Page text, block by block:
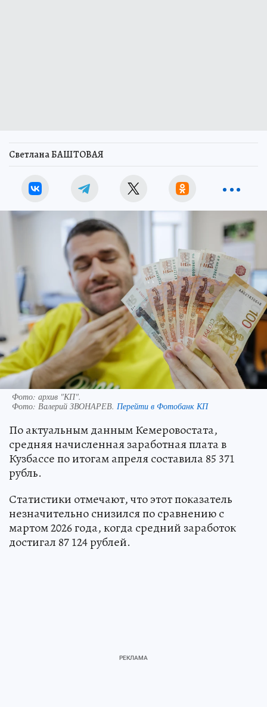
Светлана БАШТОВАЯ
Фото: архив "КП".
Фото: Валерий ЗВОНАРЕВ. Перейти в Фотобанк КП
По актуальным данным Кемеровостата,
средняя начисленная заработная плата в
Кузбассе по итогам апреля составила 85 371
рубль.
Статистики отмечают, что этот показатель
незначительно снизился по сравнению с
мартом 2026 года, когда средний заработок
достигал 87 124 рублей.